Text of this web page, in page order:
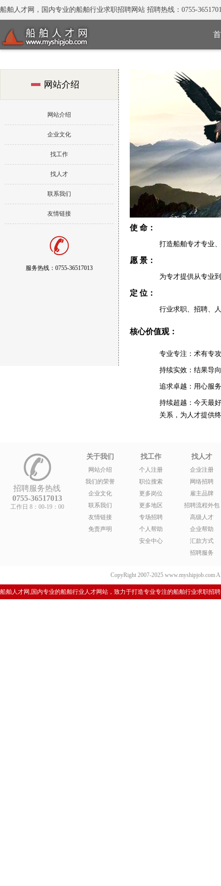
船舶人才网，国内专业的船舶行业求职招聘网站 招聘热线：0755-
网站介绍
网站介绍
企业文化
找工作
找人才
联系我们
友情链接
服务热线：0755-36517013
使 命：
打造船舶专才专业
愿 景：
为专才提供从专业
定 位：
行业求职、招聘、
核心价值观：
专业专注：术有专
持续实效：结果导
追求卓越：用心服
持续超越：今天最
关系，为人才提供
招聘服务热线
0755-36517013
工作日 8：00-19：00
关于我们
网站介绍
我们的荣誉
企业文化
联系我们
友情链接
免责声明
找工作
个人注册
职位搜索
更多岗位
更多地区
专场招聘
个人帮助
安全中心
找人才
企业注册
网络招聘
雇主品牌
招聘流程外包
高级人才
企业帮助
汇款方式
招聘服务
CopyRight 2007-2025 www.myshipjob.com
船舶人才网,国内专业的船舶行业人才网站，致力于打造专业专注的船舶行业求职招